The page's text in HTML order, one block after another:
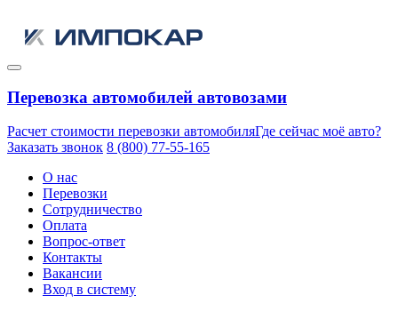
Перевозка автомобилей автовозами
Расчет стоимости перевозки автомобиляГде сейчас моё авто?
Заказать звонок 8 (800) 77-55-165
О нас
Перевозки
Сотрудничество
Оплата
Вопрос-ответ
Контакты
Вакансии
Вход в систему